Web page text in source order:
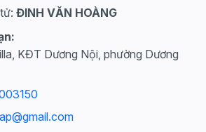
ĐINH VĂN HOÀNG
KĐT Dương Nội, phường Dương